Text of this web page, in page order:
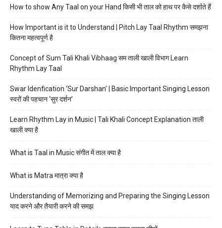
How to show Any Taal on your Hand किसी भी ताल को हाथ पर कैसे दर्शाते हैं
How Important is it to Understand | Pitch Lay Taal Rhythm समझना
कितना महत्वपूर्ण है
Concept of Sum Tali Khali Vibhaag सम ताली खाली विभाग Learn
Rhythm Lay Taal
Swar Idenfication ‘Sur Darshan’ | Basic Important Singing Lesson
स्वरों की पहचान ‘सुर दर्शन’
Learn Rhythm Lay in Music | Tali Khali Concept Explanation ताली
खाली क्या है
What is Taal in Music संगीत में ताल क्या है
What is Matra मात्रा क्या है
Understanding of Memorizing and Preparing the Singing Lesson
याद करने और तैयारी करने की समझ